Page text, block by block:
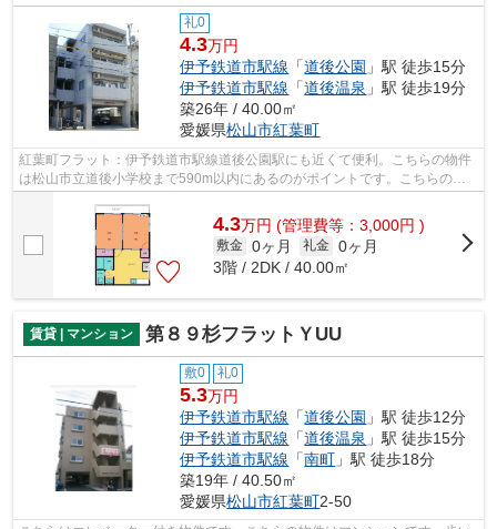
礼0
4.3万円
伊予鉄道市駅線 「道後公園 」駅 徒歩15分
伊予鉄道市駅線 「道後温泉 」駅 徒歩19分
築26年 / 40.00㎡
愛媛県松山市紅葉町
紅葉町フラット：伊予鉄道市駅線道後公園駅にも近くて便利。こちらの物件
は松山市立道後小学校まで590m以内にあるのがポイントです。こちらの物
4.3万円 (管理費等：3,000円 )
敷金 0ヶ月 礼金 0ヶ月
3階 / 2DK / 40.00㎡
賃貸 | マンション 第８９杉フラットＹUU
敷0 礼0
5.3万円
伊予鉄道市駅線 「道後公園 」駅 徒歩12分
伊予鉄道市駅線 「道後温泉 」駅 徒歩15分
伊予鉄道市駅線 「南町 」駅 徒歩18分
築19年 / 40.50㎡
愛媛県松山市紅葉町2-50